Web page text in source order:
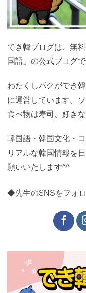
韓国語」の公式ブロ
共に運営しています
きな食べ物は寿司、
す。
韓国語・韓国文化・
とリアルな韓国情報
くお願いいたします^^
◆先生のSNSをフォロ